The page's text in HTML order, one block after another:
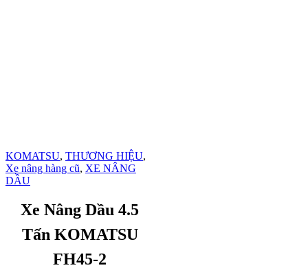
KOMATSU, THƯƠNG HIỆU,
Xe nâng hàng cũ, XE NÂNG
DẦU
Xe Nâng Dầu 4.5
Tấn KOMATSU
FH45-2